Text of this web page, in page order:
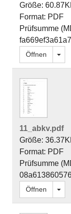
Größe:
Format: PDF
Prüfsumme
Öffnen
11_abkv.pdf
Größe:
Format: PDF
Prüfsumme
Öffnen